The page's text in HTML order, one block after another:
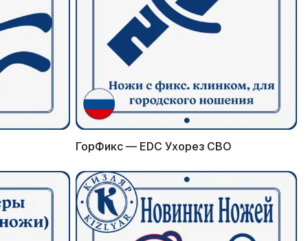
ГорФикс — EDC Ухорез СВО